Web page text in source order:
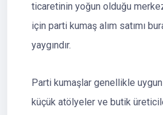
ticaretinin yoğun olduğu
için parti kumaş alım satımı
yaygındır.
Parti kumaşlar genellikle
küçük atölyeler ve butik